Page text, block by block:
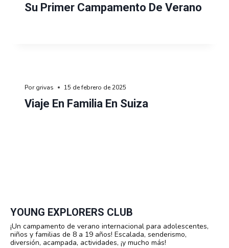
Su Primer Campamento De Verano
Viaje En Familia En Suiza
Por grivas 15 de febrero de 2025
YOUNG EXPLORERS CLUB
¡Un campamento de verano internacional para adolescentes,
niños y familias de 8 a 19 años! Escalada, senderismo,
diversión, acampada, actividades, ¡y mucho más!